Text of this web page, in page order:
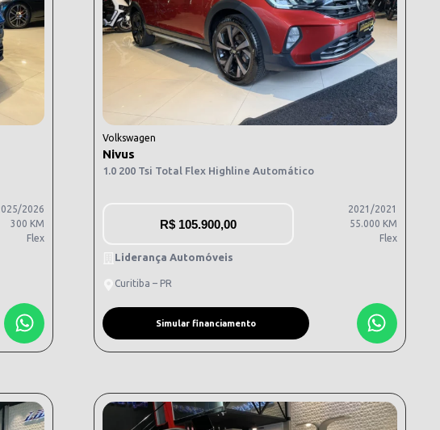
2026
300 KM
Flex
Volkswagen
Nivus
1.0 200 Tsi Total Flex Highline Automático
R$ 105.900,00
2021/2021
55.000 KM
Flex
Liderança Automóveis
Curitiba – PR
Simular financiamento